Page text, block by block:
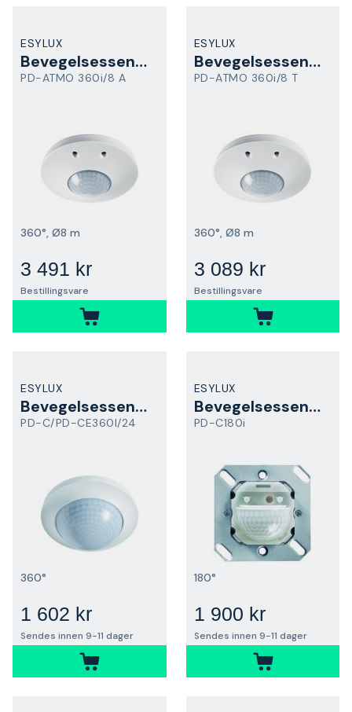
ESYLUX
Bevegelsessensor
PD-ATMO 360i/8 A
360°, Ø8 m
3 491 kr
Bestillingsvare
ESYLUX
Bevegelsessensor
PD-ATMO 360i/8 T
360°, Ø8 m
3 089 kr
Bestillingsvare
ESYLUX
Bevegelsessensor
PD-C/PD-CE360I/24
360°
1 602 kr
Sendes innen 9-11 dager
ESYLUX
Bevegelsessensor
PD-C180i
180°
1 900 kr
Sendes innen 9-11 dager